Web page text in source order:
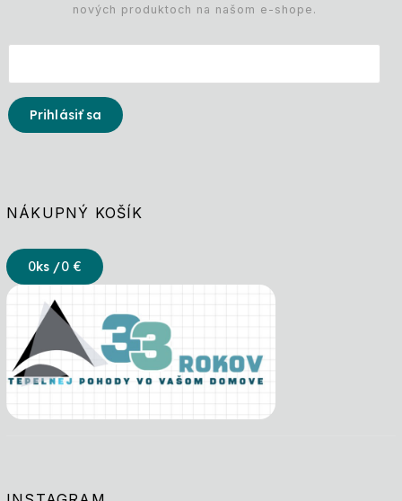
nových produktoch na našom e-shope.
Prihlásiť sa
NÁKUPNÝ KOŠÍK
0ks /0 €